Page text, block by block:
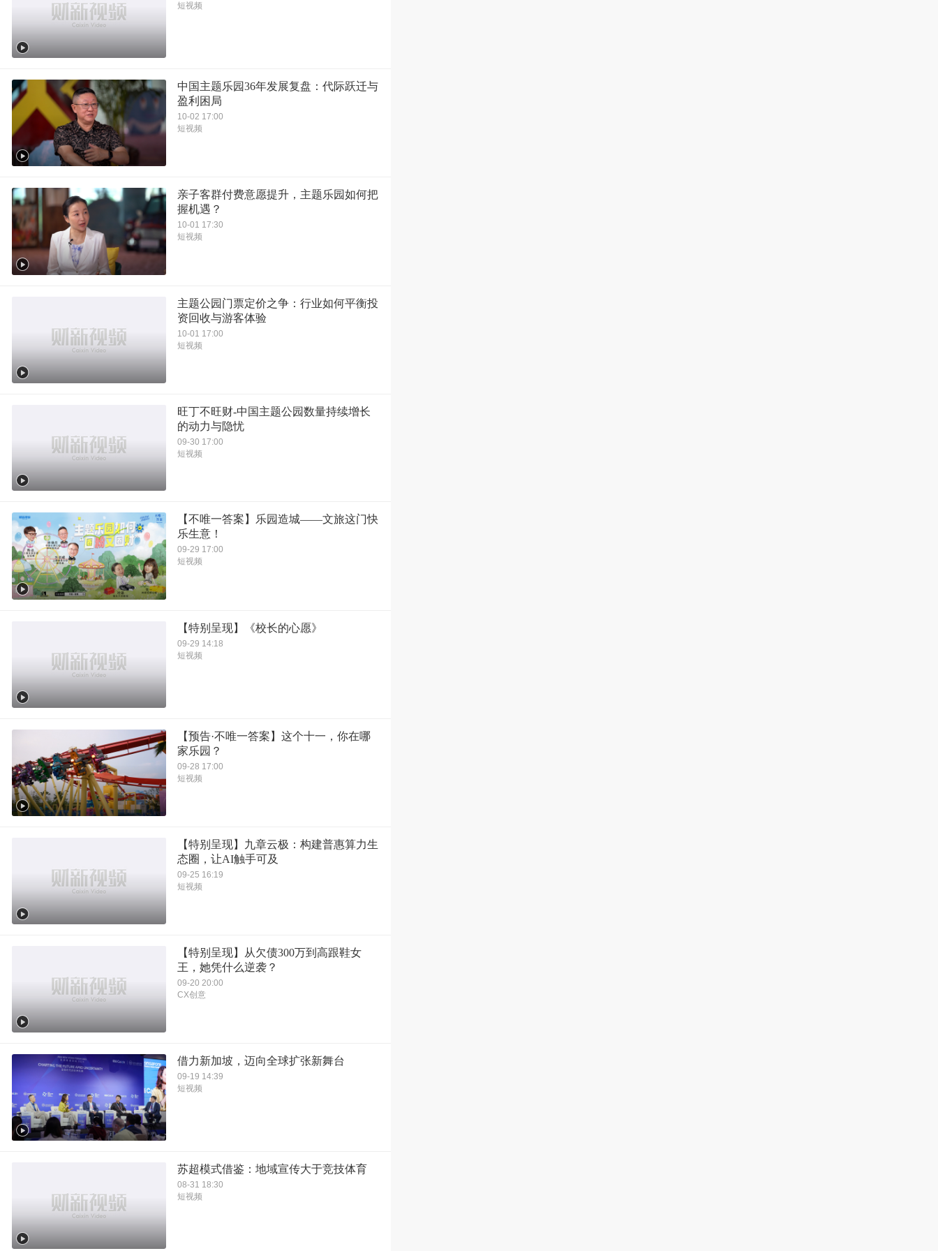
短视频
中国主题乐园36年发展复盘：代际跃迁与
盈利困局
10-02 17:00
短视频
亲子客群付费意愿提升，主题乐园如何把
握机遇？
10-01 17:30
短视频
主题公园门票定价之争：行业如何平衡投
资回收与游客体验
10-01 17:00
短视频
旺丁不旺财-中国主题公园数量持续增长
的动力与隐忧
09-30 17:00
短视频
【不唯一答案】乐园造城——文旅这门快
乐生意！
09-29 17:00
短视频
【特别呈现】《校长的心愿》
09-29 14:18
短视频
【预告·不唯一答案】这个十一，你在哪
家乐园？
09-28 17:00
短视频
【特别呈现】九章云极：构建普惠算力生
态圈，让AI触手可及
09-25 16:19
短视频
【特别呈现】从欠债300万到高跟鞋女
王，她凭什么逆袭？
09-20 20:00
CX创意
借力新加坡，迈向全球扩张新舞台
09-19 14:39
短视频
苏超模式借鉴：地域宣传大于竞技体育
08-31 18:30
短视频